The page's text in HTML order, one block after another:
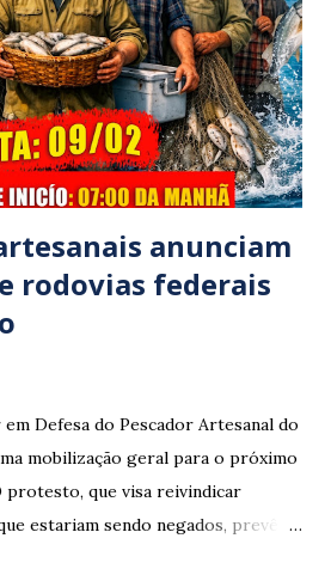
identificado por
irmão do vereador "Neguinho do
Pará, evadiu-se do local sem
​Atendimento e Danos ​A
(PRF) foi acionada para atender a
anunciam
rodovias federais
Defesa do Pescador Artesanal do
mobilização geral para o próximo
protesto, que visa reivindicar
estariam sendo negados, prevê o